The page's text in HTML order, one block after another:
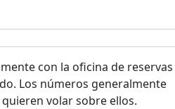
con la oficina de reservas
Los números generalmente
volar sobre ellos.